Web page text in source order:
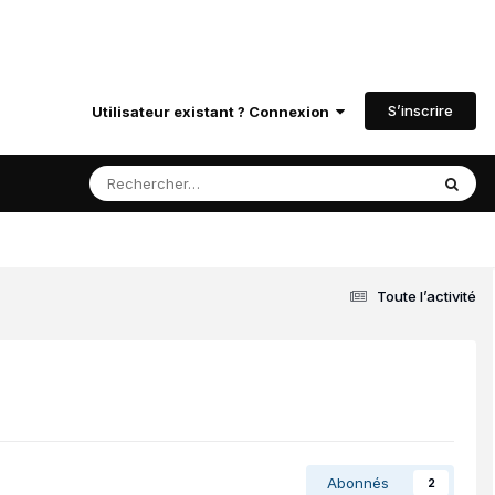
Utilisateur existant ? Connexion S’inscrire
Toute l’activité
Abonnés 2